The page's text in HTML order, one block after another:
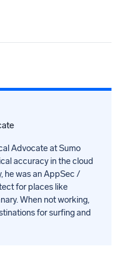
Advocate at Sumo
accuracy in the cloud
he was an AppSec /
for places like
When not working,
for surfing and